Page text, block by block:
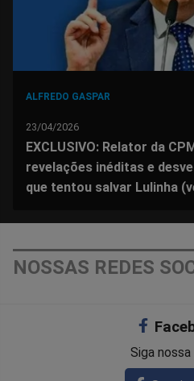
ALFREDO GASPAR
23/04/2026
EXCLUSIVO: Relator da
revelações inéditas e
que tentou salvar Lulinha
NOSSAS REDES
Siga nossa